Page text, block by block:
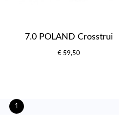
7.0 POLAND Crosstrui
€ 59,50
1